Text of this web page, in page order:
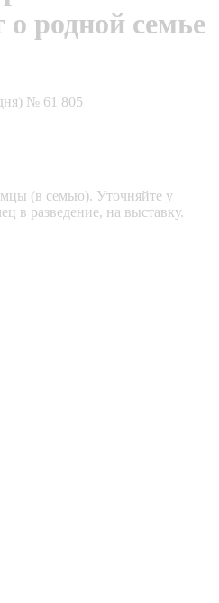
родной семье
№ 61 805
(в семью). Уточняйте у
в разведение, на выставку.